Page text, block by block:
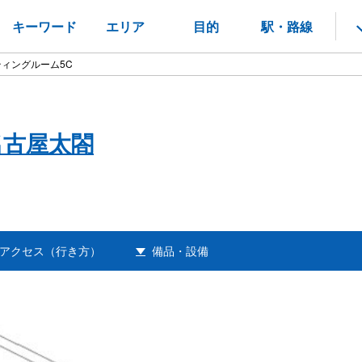
キーワード エリア 目的 駅・路線
ングルーム5C
屋太閤
クセス（行き方） 備品・設備